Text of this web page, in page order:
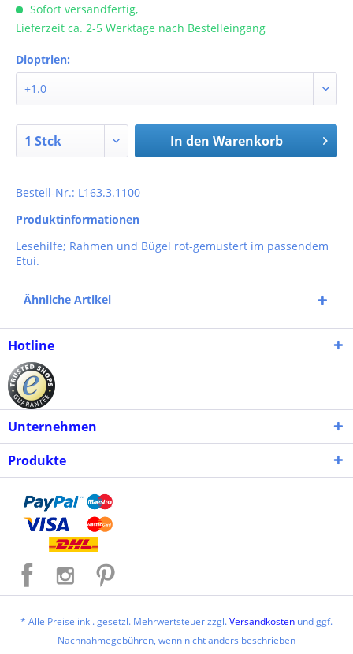
Sofort versandfertig,
Lieferzeit ca. 2-5 Werktage nach Bestelleingang
Dioptrien:
In den Warenkorb
Bestell-Nr.: L163.3.1100
Produktinformationen
Lesehilfe; Rahmen und Bügel rot-gemustert im passendem
Etui.
Ähnliche Artikel
Hotline
Unternehmen
Produkte
* Alle Preise inkl. gesetzl. Mehrwertsteuer zzgl.Versandkosten und ggf.
Nachnahmegebühren, wenn nicht anders beschrieben